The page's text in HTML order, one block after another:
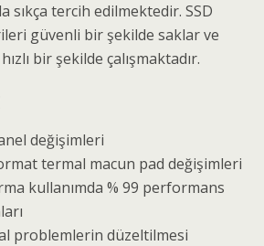
sıkça tercih edilmektedir. SSD
güvenli bir şekilde saklar ve
bir şekilde çalışmaktadır.
değişimleri
termal macun pad değişimleri
kullanımda % 99 performans
problemlerin düzeltilmesi